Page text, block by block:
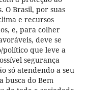
O Brasil, por suas
e recursos
e, para colher
deve se
que leve a
segurança
só atendendo a seu
busca do Bem